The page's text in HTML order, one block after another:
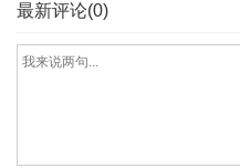
最新评论(0)